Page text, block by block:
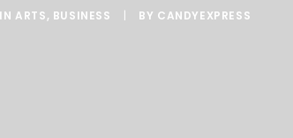
IN ARTS, BUSINESS BY CANDYEXPRESS